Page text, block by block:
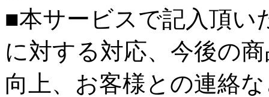
■本サービスで記入頂い
に対する対応、今後の
向上、お客様との連絡